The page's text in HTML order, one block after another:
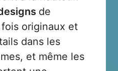
de
originaux et
dans les
et même les